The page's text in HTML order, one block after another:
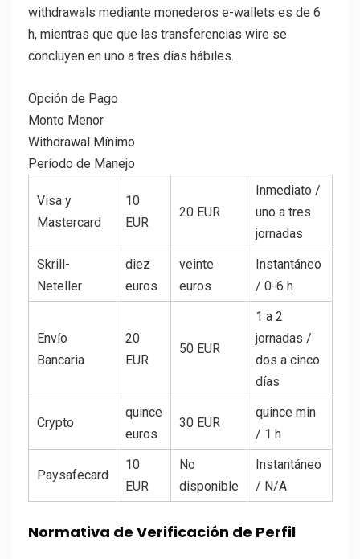
withdrawals mediante monederos e-wallets es de 6
h, mientras que que las transferencias wire se
concluyen en uno a tres días hábiles.
Opción de Pago
Monto Menor
Withdrawal Mínimo
Período de Manejo
Visa y
Mastercard
10
EUR
20 EUR
Inmediato /
uno a tres
jornadas
Skrill-
Neteller
diez
euros
veinte
euros
Instantáneo
/ 0-6 h
Envío
Bancaria
20
EUR
50 EUR
1 a 2
jornadas /
dos a cinco
días
Crypto
quince
euros
30 EUR
quince min
/ 1 h
Paysafecard
10
EUR
No
disponible
Instantáneo
/ N/A
Normativa de Verificación de Perfil